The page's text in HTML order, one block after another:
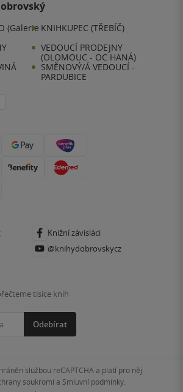
(Galerie KNIHKUPEC (TŘEBÍČ)
VEDOUCÍ PRODEJNY
(OLOMOUC - OC HANÁ)
SMĚNOVÝ/Á VEDOUCÍ -
PARDUBICE
Knižní závisláci
@knihydobrovskycz
tisíce knih
Odebírat
službou reCAPTCHA a platí pro něj
soukromía Smluvní podmínky.